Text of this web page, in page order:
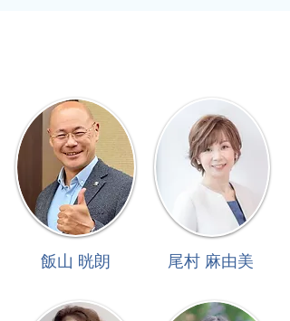
飯山 晄朗 ​尾村 麻由美